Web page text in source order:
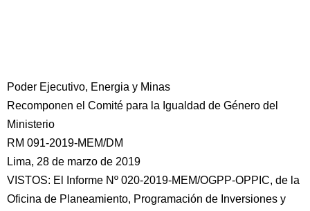
Poder Ejecutivo, Energia y Minas
Recomponen el Comité para la Igualdad de Género del
Ministerio
RM 091-2019-MEM/DM
Lima, 28 de marzo de 2019
VISTOS: El Informe Nº 020-2019-MEM/OGPP-OPPIC, de la
Oficina de Planeamiento, Programación de Inversiones y